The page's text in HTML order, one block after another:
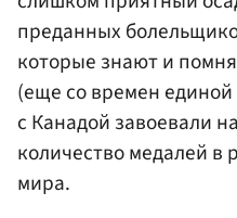
преданных
которые знают и
(еще со времен
с Канадой завоевали
количество медалей в
мира.